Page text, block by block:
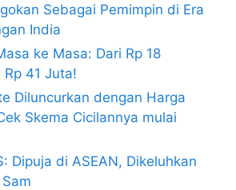
Sebagai Pemimpin di Era
India
ke Masa: Dari Rp 18
41 Juta!
Diluncurkan dengan Harga
Skema Cicilannya mulai
Dipuja di ASEAN, Dikeluhkan